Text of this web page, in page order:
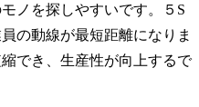
ノを探しやすいです。５S
の動線が最短距離になりま
でき、生産性が向上するで